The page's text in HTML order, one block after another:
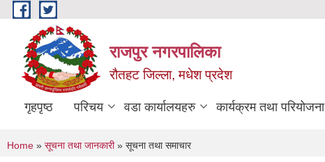
Skip to main content
राजपुर नगरपालिका
रौतहट जिल्ला, मधेश प्रदेश
गृहपृष्ठ परिचय वडा कार्यालयहरु कार्यक्रम तथा परियोजना
You are here
Home » सूचना तथा जानकारी» सूचना तथा समाचार